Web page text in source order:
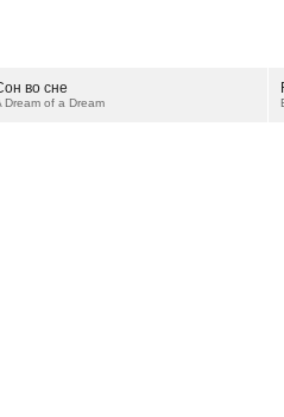
во сне
Dream of a Dream